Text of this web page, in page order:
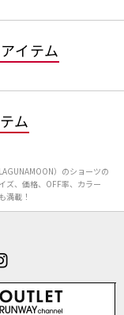
イテム
ム
）のショーツの
ズ、価格、OFF率、カラー
満載！